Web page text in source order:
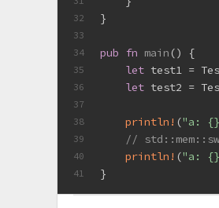
32
33
34
35
36
37
38
39
40
41
}
pub fn main () {
let test1 =
let test2 =
println! ("a:
//
println! ("a:
}